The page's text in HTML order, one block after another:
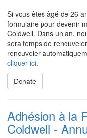
Si vous êtes âgé de 26
formulaire pour devenir
Coldwell. Dans un an,
sera temps de
renouveler
cliquer ici.
Donate
Adhésion à la
Coldwell -